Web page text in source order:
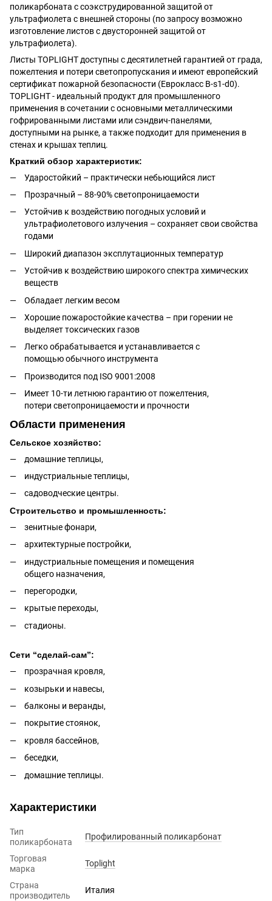
поликарбоната с соэкструдированной защитой от
ультрафиолета с внешней стороны (по запросу возможно
изготовление листов с двусторонней защитой от
ультрафиолета).
Листы TOPLIGHT доступны с десятилетней гарантией от града,
пожелтения и потери светопропускания и имеют европейский
сертификат пожарной безопасности (Еврокласс B-s1-d0).
TOPLIGHT - идеальный продукт для промышленного
применения в сочетании с основными металлическими
гофрированными листами или сэндвич-панелями,
доступными на рынке, а также подходит для применения в
стенах и крышах теплиц.
Краткий обзор характеристик:
Ударостойкий – практически небьющийся лист
Прозрачный – 88-90% светопроницаемости
Устойчив к воздействию погодных условий и
ультрафиолетового излучения – сохраняет свои свойства
годами
Широкий диапазон эксплутационных температур
Устойчив к воздействию широкого спектра химических
веществ
Обладает легким весом
Хорошие пожаростойкие качества – при горении не
выделяет токсических газов
Легко обрабатывается и устанавливается с
помощью обычного инструмента
Производится под ISO 9001:2008
Имеет 10-ти летнюю гарантию от пожелтения,
потери светопроницаемости и прочности
Области применения
Сельское хозяйство:
домашние теплицы,
индустриальные теплицы,
садоводческие центры.
Строительство и промышленность:
зенитные фонари,
архитектурные постройки,
индустриальные помещения и помещения
общего назначения,
перегородки,
крытые переходы,
стадионы.
Сети “cделай-cам”:
прозрачная кровля,
козырьки и навесы,
балконы и веранды,
покрытие стоянок,
кровля бассейнов,
беседки,
домашние теплицы.
Характеристики
Тип
поликарбоната
Профилированный поликарбонат
Торговая
марка
Toplight
Страна
производитель
Италия